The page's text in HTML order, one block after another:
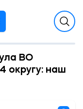
ВО
округу: наш